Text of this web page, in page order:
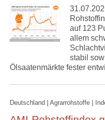
auf 123
allem
stabil
Ölsaatenmärkte fester
Deutschland | Agrarrohstoffe |